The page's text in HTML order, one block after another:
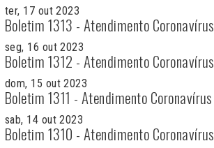
ter, 17 out 2023
Boletim 1313 - Atendimento Coronavírus
seg, 16 out 2023
Boletim 1312 - Atendimento Coronavírus
dom, 15 out 2023
Boletim 1311 - Atendimento Coronavírus
sab, 14 out 2023
Boletim 1310 - Atendimento Coronavírus